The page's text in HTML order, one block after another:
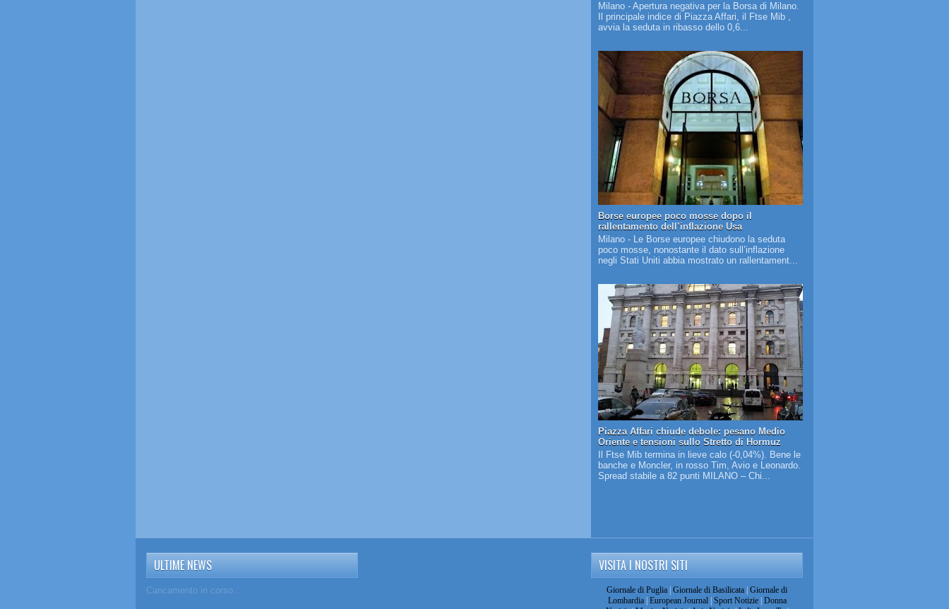
Milano - Apertura negativa per la Borsa di Milano.
Il principale indice di Piazza Affari, il Ftse Mib ,
avvia la seduta in ribasso dello 0,6...
Borse europee poco mosse dopo il
rallentamento dell’inflazione Usa
Milano - Le Borse europee chiudono la seduta
poco mosse, nonostante il dato sull’inflazione
negli Stati Uniti abbia mostrato un rallentament...
Piazza Affari chiude debole: pesano Medio
Oriente e tensioni sullo Stretto di Hormuz
Il Ftse Mib termina in lieve calo (-0,04%). Bene le
banche e Moncler, in rosso Tim, Avio e Leonardo.
Spread stabile a 82 punti MILANO – Chi...
ULTIME NEWS
Caricamento in corso...
VISITA I NOSTRI SITI
Giornale di Puglia | Giornale di Basilicata | Giornale di
Lombardia| European Journal| Sport Notizie| Donna